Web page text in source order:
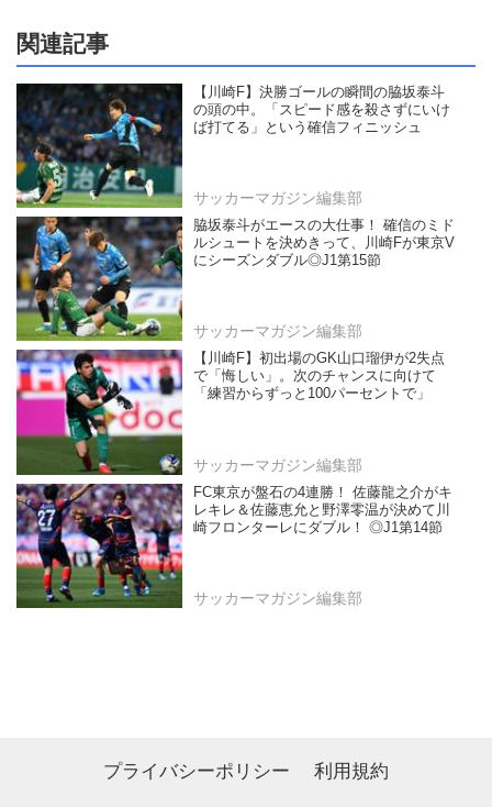
関連記事
【川崎F】決勝ゴールの瞬間の脇坂泰斗
の頭の中。「スピード感を殺さずにいけ
ば打てる」という確信フィニッシュ
サッカーマガジン編集部
脇坂泰斗がエースの大仕事！ 確信のミド
ルシュートを決めきって、川崎Fが東京V
にシーズンダブル◎J1第15節
サッカーマガジン編集部
【川崎F】初出場のGK山口瑠伊が2失点
で「悔しい」。次のチャンスに向けて
「練習からずっと100パーセントで」
サッカーマガジン編集部
FC東京が盤石の4連勝！ 佐藤龍之介がキ
レキレ＆佐藤恵允と野澤零温が決めて川
崎フロンターレにダブル！ ◎J1第14節
サッカーマガジン編集部
プライバシーポリシー 利用規約